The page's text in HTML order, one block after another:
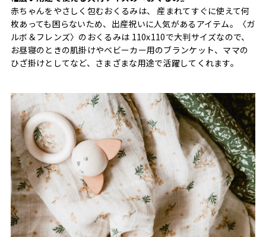
赤ちゃんをやさしく包むおくるみは、 産まれてすぐに使えて何
枚あっても困らないため、出産祝いに人気があるアイテム。〈ガ
ルボ＆フレンズ〉のおくるみは 110x110で大判サイズなので、
お昼寝のときの肌掛けやベビーカー用のブランケット、ママの
ひざ掛けとしてなど、さまざまな用途で活躍してくれます。